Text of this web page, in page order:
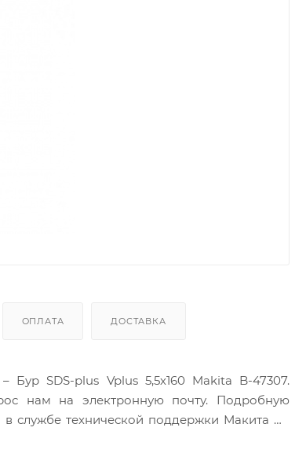
ОПЛАТА ДОСТАВКА
SDS-plus Vplus 5,5х160 Makita B-47307.
нам на электронную почту. Подробную
технической поддержки Макита по